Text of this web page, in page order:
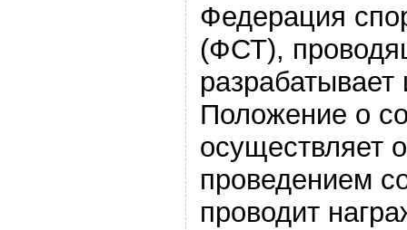
Федерация
(ФСТ),
разрабатывает
Положение о
осуществляет
проведением
проводит